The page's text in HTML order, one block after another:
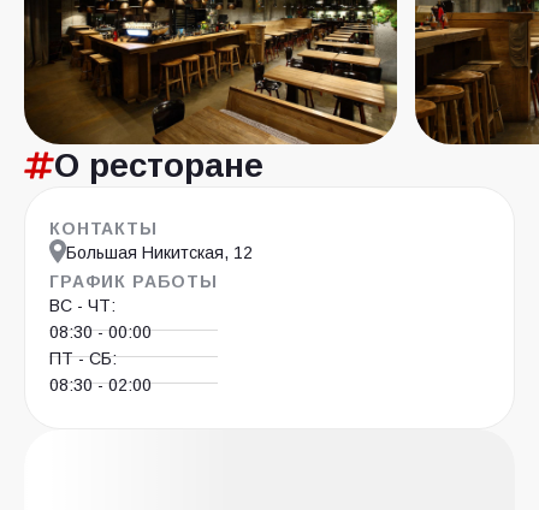
О ресторане
КОНТАКТЫ
Большая Никитская, 12
ГРАФИК РАБОТЫ
ВС - ЧТ:
08:30 - 00:00
ПТ - СБ:
08:30 - 02:00